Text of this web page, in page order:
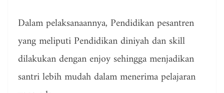
Dalam pelaksanaannya, Pendidikan pesantren
yang meliputi Pendidikan diniyah dan skill
dilakukan dengan enjoy sehingga menjadikan
santri lebih mudah dalam menerima pelajaran